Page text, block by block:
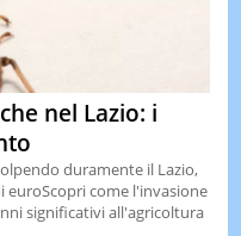
nel Lazio: i
duramente il Lazio,
euroScopri come l'invasione
significativi all'agricoltura